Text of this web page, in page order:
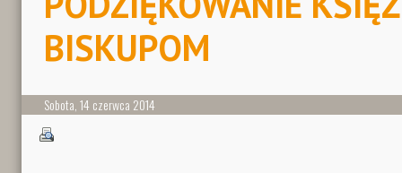
BISKUPOM
Sobota, 14 czerwca 2014